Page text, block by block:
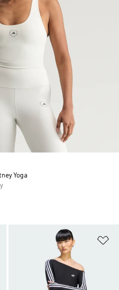
Aggiungi alla lista dei desideri
Yoga